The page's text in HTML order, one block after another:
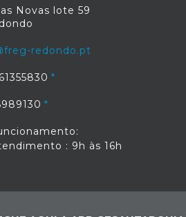
Novas lote 59
redondo.pt
: 9h às 16h